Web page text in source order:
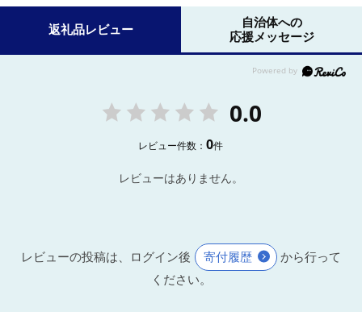
返礼品レビュー
自治体への
応援メッセージ
0.0
レビュー件数：0件
レビューはありません。
レビューの投稿は、ログイン後 寄付履歴
から行って
ください。